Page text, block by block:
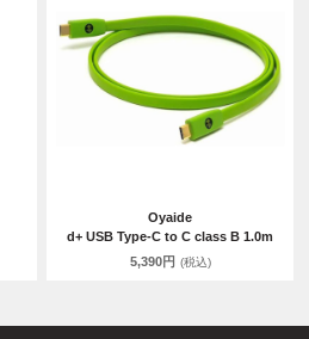
Oyaide
d+ USB Type-C to C class B 1.0m
5,390円 (税込)